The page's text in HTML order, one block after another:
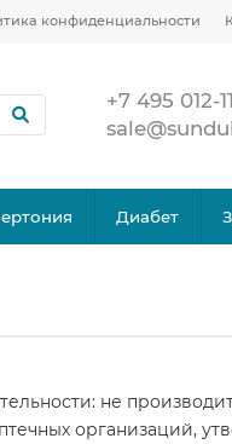
конфиденциальности
+7 495 012-
Диабет
не
организаций,